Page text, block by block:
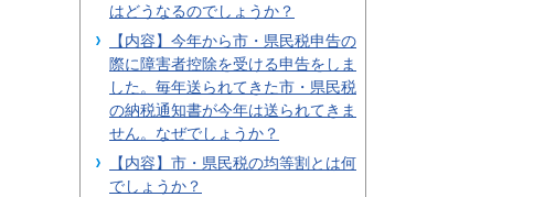
はどうなるのでしょうか？
【内容】今年から市・県民税申告の
際に障害者控除を受ける申告をしま
した。毎年送られてきた市・県民税
の納税通知書が今年は送られてきま
せん。なぜでしょうか？
【内容】市・県民税の均等割とは何
でしょうか？